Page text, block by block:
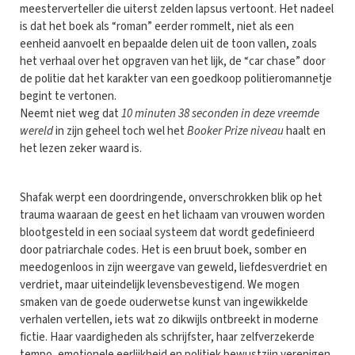
meesterverteller die uiterst zelden lapsus vertoont. Het nadeel
is dat het boek als “roman” eerder rommelt, niet als een
eenheid aanvoelt en bepaalde delen uit de toon vallen, zoals
het verhaal over het opgraven van het lijk, de “car chase” door
de politie dat het karakter van een goedkoop politieromannetje
begint te vertonen.
Neemt niet weg dat10 minuten 38 seconden in deze vreemde
wereldin zijn geheel toch wel hetBooker Prize niveauhaalt en
het lezen zeker waard is.
Shafak werpt een doordringende, onverschrokken blik op het
trauma waaraan de geest en het lichaam van vrouwen worden
blootgesteld in een sociaal systeem dat wordt gedefinieerd
door patriarchale codes. Het is een bruut boek, somber en
meedogenloos in zijn weergave van geweld, liefdesverdriet en
verdriet, maar uiteindelijk levensbevestigend. We mogen
smaken van de goede ouderwetse kunst van ingewikkelde
verhalen vertellen, iets wat zo dikwijls ontbreekt in moderne
fictie. Haar vaardigheden als schrijfster, haar zelfverzekerde